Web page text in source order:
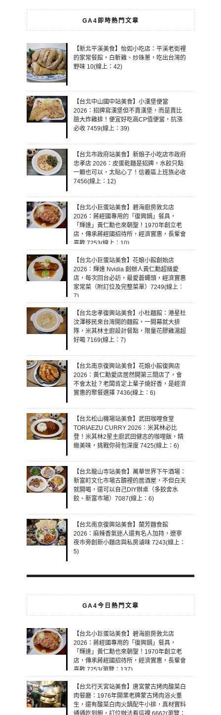
GA4即時熱門文章
【新北平溪美食】怡如小吃店：平溪老街裡
的家常餐館，白斬雞、炒珠蔥，吃出台灣的
野味 10(線上：42)
【台北中山國中站美食】小漢堡便當
2026：招牌寫漢堡但不賣漢堡，而是賣比
臉大炸雞排！便宜好吃高CP值便當，抗漲
必收 7459(線上：39)
【台北市政府站美食】新娘子小吃店市政府
忠孝店 2026：皮蛋乾麵是招牌，水餃只點
一顆也可以，太貼心了！信義區上班族必收
7456(線上：12)
【台北小巨蛋站美食】碧海廚房敦北店
2026：蔣經國專用的「復興鍋」餐具，
「輝達」黃仁勳也來朝聖！1970年創立老
店，傳承蔣經國招待所，經濟實惠，長輩會
喜歡 7253(線上：10)
【台北小巨蛋站美食】花娘小館創始店
2026：輝達 Nvidia 創辦人黃仁勳超級愛
店，每次回台必訪，最愛蒼蠅頭，經濟實惠
家常菜（附訂位及完整菜單）7249(線上：
7)
【台北忠孝復興站美食】小杜麵館：港星杜
汶澤移民來台灣開的麵館，一開幕就大排
隊，米其林主廚設計餐點，限量花膠雞湯超
好喝 7169(線上：7)
【台北南京復興站美食】花娘小館復興店
2026：黃仁勳愛店居然開第三間店了，會
不會太扯？老闆肯定上輩子燒好香，是經濟
實惠的聚餐選擇 7436(線上：6)
【台北松山機場站美食】武田咖哩食堂
TORIAEZU CURRY 2026：米其林必比
登！米其林2星主廚武田健志的咖哩飯，精
緻美味，挑戰你荷包深度 7425(線上：6)
【台北龍山寺站美食】萬華世界下午酒場：
新富町文化市場古蹟裡的居酒屋，不但白天
就開喝，還可以自己DIY辦桌（多餃舍水
餃、新富市場）7087(線上：6)
【台北南京復興站美食】蘭芳麵食館
2026：麻辣香氣迷人還有名人加持，遼寧
夜市旁創新小麵店與私房滷味 7243(線上：
5)
GA4今日熱門文章
【台北小巨蛋站美食】碧海廚房敦北店
2026：蔣經國專用的「復興鍋」餐具，
「輝達」黃仁勳也來朝聖！1970年創立老
店，傳承蔣經國招待所，經濟實惠，長輩會
喜歡 7253(瀏覽：137)
【台北行天宮站美食】唐宮蒙古烤肉酸菜白
肉餐廳：1976年開業老牌蒙古烤肉浴火重
生，還有酸菜白肉火鍋配牛小排，真材實料